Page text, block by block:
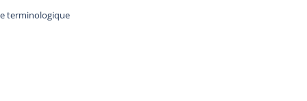
terminologique